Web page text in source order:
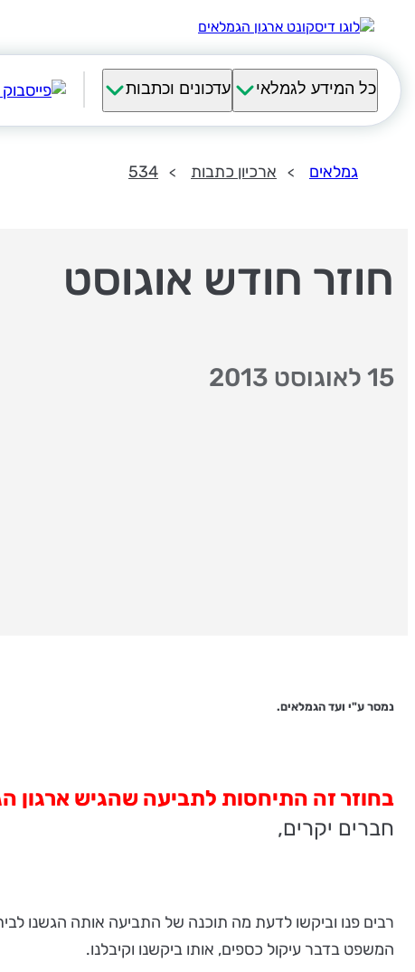
כל המידע לגמלאי עדכונים וכתבות
גמלאים ארכיון כתבות 534
חוזר חודש אוגוסט
15 לאוגוסט 2013
נמסר ע"י ועד הגמלאים.
בחוזר זה התיחסות לתביעה שהגיש ארגון
חברים יקרים,
רבים פנו וביקשו לדעת מה תוכנה של התביעה אותה הגשנו
המשפט בדבר עיקול כספים, אותו ביקשנו וקיבלנו.